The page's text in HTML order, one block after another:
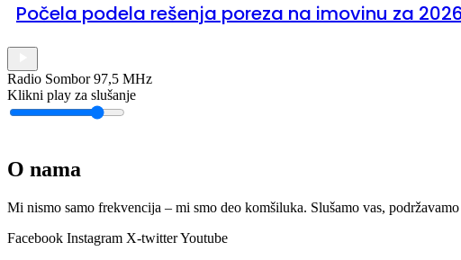
Počela podela rešenja poreza na imovinu za
Radio Sombor 97,5 MHz
Klikni play za slušanje
O nama
Mi nismo samo frekvencija – mi smo deo komšiluka. Slušamo vas,
Facebook Instagram X-twitterYoutube